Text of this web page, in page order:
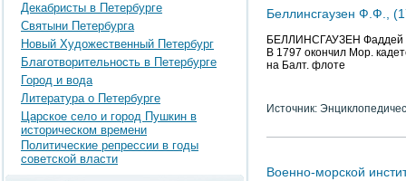
Декабристы в Петербурге
Святыни Петербурга
Новый Художественный Петербург
Благотворительность в Петербурге
Город и вода
Литература о Петербурге
Царское село и город Пушкин в
историческом времени
Политические репрессии в годы
советской власти
Беллинсгаузен Ф.Ф.,
БЕЛЛИНСГАУЗЕН Фаддей
В 1797 окончил Мор.
на Балт. флоте
Источник:
Военно-морской